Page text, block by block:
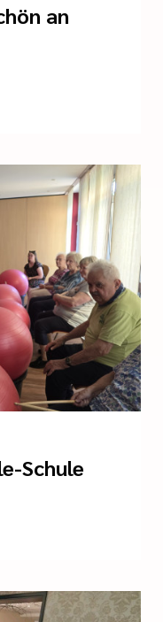
an
Schule